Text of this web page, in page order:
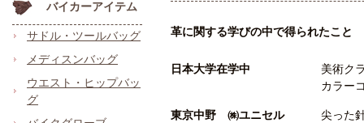
バイカーアイテム
サドル・ツールバッグ
メディスンバッグ
ウエスト・ヒップバッ
グ
革に関する学びの中で得られたこと
日本大学在学中
美術ク
カラー
東京中野 ㈱ユニセル
尖った